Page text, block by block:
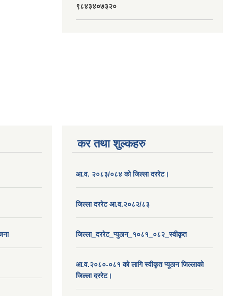
९८४३४०७३२०
कर तथा शुल्कहरु
आ.व. २०८३/०८४ को जिल्ला दररेट।
जिल्ला दररेट आ.व.२०८२/८३
जिल्ला_दररेट_प्युठान_१०८१_०८२_स्वीकृत
आ.व.२०८०-०८१ को लागि स्वीकृत प्यूठान जिल्लाको
जिल्ला दररेट।